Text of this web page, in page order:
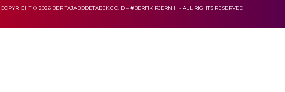
COPYRIGHT © 2026 BERITAJABODETABEK.CO.ID – #BERFIKIRJERNIH - ALL RIGHTS RESERVED